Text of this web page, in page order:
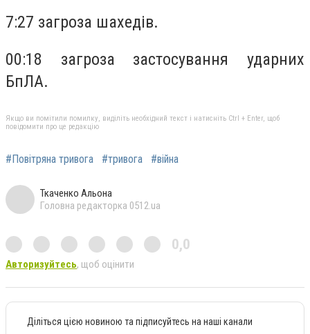
7:27 загроза шахедів.
00:18 загроза застосування ударних
БпЛА.
Якщо ви помітили помилку, виділіть необхідний текст і натисніть Ctrl + Enter, щоб
повідомити про це редакцію
#Повітряна тривога #тривога #війна
Ткаченко Альона
Головна редакторка 0512.ua
0,0
Авторизуйтесь, щоб оцінити
Діліться цією новиною та підписуйтесь на наші канали